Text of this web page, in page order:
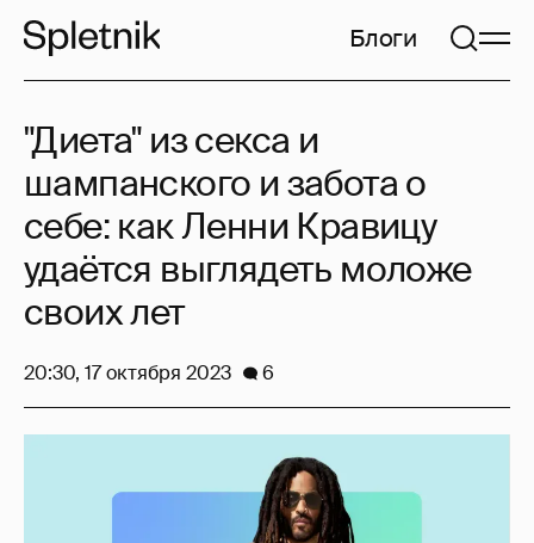
Блоги
"Диета" из секса и
шампанского и забота о
себе: как Ленни Кравицу
удаётся выглядеть моложе
своих лет
20:30, 17 октября 2023 6